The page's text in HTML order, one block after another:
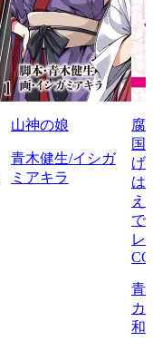
山神の娘
青木健生/イシガ
ミアキラ
腐
国
げ
は
え
で
レ
青
カ
和